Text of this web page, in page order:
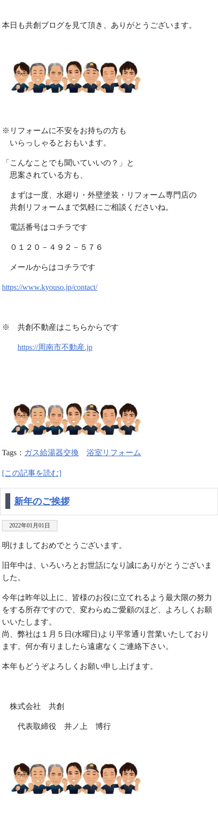
本日も共創ブログを見て頂き、ありがとうございます。
※リフォームに不安をお持ちの方も
いらっしゃるとおもいます。
「こんなことでも聞いていいの？」と
思案されている方も、
まずは一度、水廻り・外壁塗装・リフォーム専門店の
共創リフォームまで気軽にご相談くださいね。
電話番号はコチラです
０１２０－４９２－５７６
メールからはコチラです
https://www.kyouso.jp/contact/
※ 共創不動産はこちらからです
https://周南市不動産.jp
Tags： ガス給湯器交換 浴室リフォーム
[この記事を読む]
新年のご挨拶
2022年01月01日
明けましておめでとうございます。
旧年中は、いろいろとお世話になり誠にありがとうございま
した。
今年は昨年以上に、皆様のお役に立てれるよう最大限の努力
をする所存ですので、変わらぬご愛顧のほど、よろしくお願
いいたします。
尚、弊社は１月５日(水曜日)より平常通り営業いたしており
ます。何か有りましたら遠慮なくご連絡下さい。
本年もどうぞよろしくお願い申し上げます。
株式会社 共創
代表取締役 井ノ上 博行